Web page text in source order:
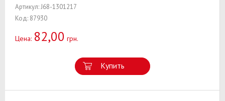
Артикул: J68-1301217
Код: 87930
Цена: 82,00 грн.
Купить